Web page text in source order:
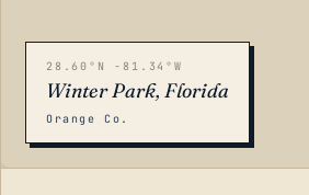
28.60°N -81.34°W
Winter Park, Florida
Orange Co.